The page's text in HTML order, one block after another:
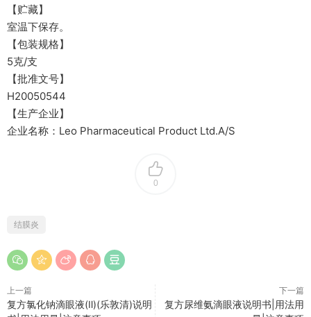
【贮藏】
室温下保存。
【包装规格】
5克/支
【批准文号】
H20050544
【生产企业】
企业名称：Leo Pharmaceutical Product Ltd.A/S
0
结膜炎
上一篇
复方氯化钠滴眼液(Ⅱ)(乐敦清)说明
下一篇
复方尿维氨滴眼液说明书|用法用